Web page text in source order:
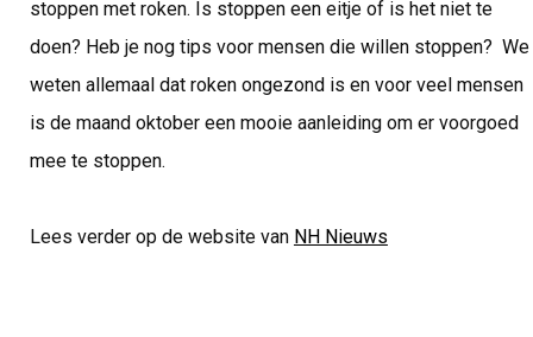
stoppen met roken. Is stoppen een eitje of is het niet te
doen? Heb je nog tips voor mensen die willen stoppen? We
weten allemaal dat roken ongezond is en voor veel mensen
is de maand oktober een mooie aanleiding om er voorgoed
mee te stoppen.
Lees verder op de website van NH Nieuws